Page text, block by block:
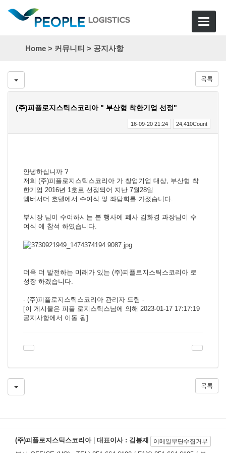
Toggle
Home > 커뮤니티 > 공지사항
목록
(주)피플로지스틱스코리아 " 부산형 착한기업 선정"
16-09-20 21:24 24,410Count
안녕하십니까 ?
저희 (주)피플로지스틱스코리아 가 창업기업 대상, 부산형 착
한기업 2016년 1호로 선정되어 지난 7월28일
엠버서더 호텔에서 수여식 및 좌담회를 가졌습니다.
부시장 님이 수여하시는 본 행사에 폐사 김화경 과장님이 수
여식 에 참석 하였습니다.
더욱 더 발전하는 미래가 있는 (주)피플로지스틱스코리아 로
성장 하겠습니다.
- (주)피플로지스틱스코리아 관리자 드림 -
[이 게시물은 피플 로지스틱스님에 의해 2023-01-17 17:17:19
공지사항에서 이동 됨]
목록
이메일무단수집거부
(주)피플로지스틱스코리아 | 대표이사 : 김봉재